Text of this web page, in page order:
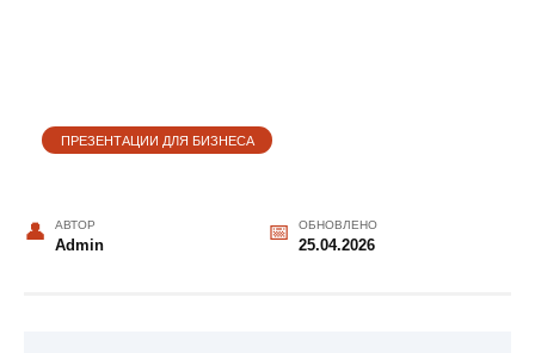
ПРЕЗЕНТАЦИИ ДЛЯ БИЗНЕСА
АВТОР
Admin
ОБНОВЛЕНО
25.04.2026